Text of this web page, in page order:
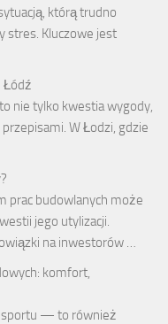
którą trudno
stres. Kluczowe jest
Łódź
nie tylko kwestia wygody,
W Łodzi, gdzie
prac budowlanych może
jego utylizacji.
na inwestorów …
komfort,
— to również